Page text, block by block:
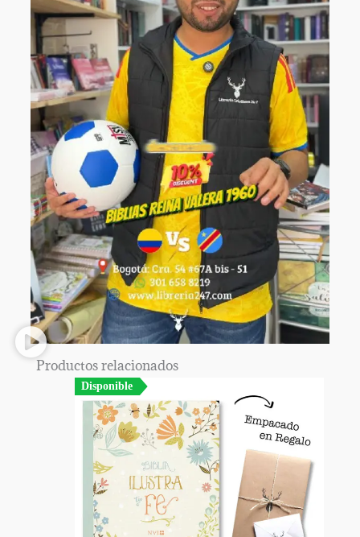
Productos relacionados
Disponible